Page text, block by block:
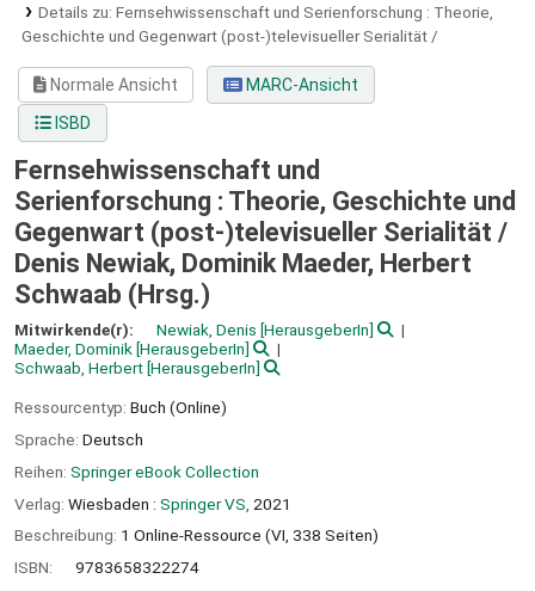
Details zu: Fernsehwissenschaft und Serienforschung : Theorie,
Geschichte und Gegenwart (post-)televisueller Serialität /
Normale Ansicht
MARC-Ansicht
ISBD
Fernsehwissenschaft und
Serienforschung : Theorie, Geschichte und
Gegenwart (post-)televisueller Serialität /
Denis Newiak, Dominik Maeder, Herbert
Schwaab (Hrsg.)
Mitwirkende(r): Newiak, Denis [HerausgeberIn]
Maeder, Dominik [HerausgeberIn]
Schwaab, Herbert [HerausgeberIn]
Ressourcentyp: Buch (Online)
Sprache: Deutsch
Reihen: Springer eBook Collection
Verlag: Wiesbaden : Springer VS, 2021
Beschreibung: 1 Online-Ressource (VI, 338 Seiten)
ISBN:
9783658322274